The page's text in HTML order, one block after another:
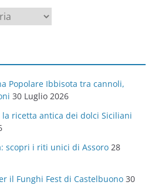
Popolare Ibbisota tra cannoli,
30 Luglio 2026
ricetta antica dei dolci Siciliani
scopri i riti unici di Assoro 28
il Funghi Fest di Castelbuono 30